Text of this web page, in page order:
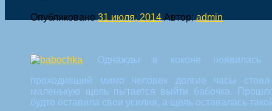
Опубликовано31 июля, 2014 Автор:admin
Однажды в коконе появилась
проходивший мимо человек долгие часы
маленькую щель пытается выйти бабочка.
будто оставила свои усилия, а щель оставалась